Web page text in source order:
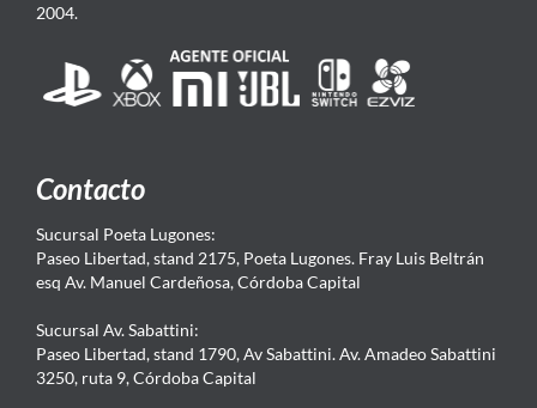
2004.
Contacto
Sucursal Poeta Lugones:
Paseo Libertad, stand 2175, Poeta Lugones. Fray Luis Beltrán
esq Av. Manuel Cardeñosa, Córdoba Capital
Sucursal Av. Sabattini:
Paseo Libertad, stand 1790, Av Sabattini. Av. Amadeo Sabattini
3250, ruta 9, Córdoba Capital